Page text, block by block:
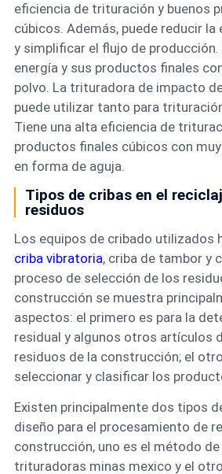
eficiencia de trituración y buenos
cúbicos. Además, puede reducir
y simplificar el flujo de
energía y sus productos finales
polvo. La trituradora de impacto
puede utilizar tanto para
Tiene una alta eficiencia de
productos finales cúbicos con
en forma de aguja.
Tipos de cribas en el
residuos
Los equipos de cribado utilizados
criba vibratoria, criba de tambor y
proceso de selección de los
construcción se muestra
aspectos: el primero es para la
residual y algunos otros artículos
residuos de la construcción; el
seleccionar y clasificar los
Existen principalmente dos tipos
diseño para el procesamiento de
construcción, uno es el método
trituradoras minas mexico y el